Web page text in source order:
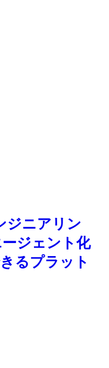
ジニアリン
ジェント化
るプラット